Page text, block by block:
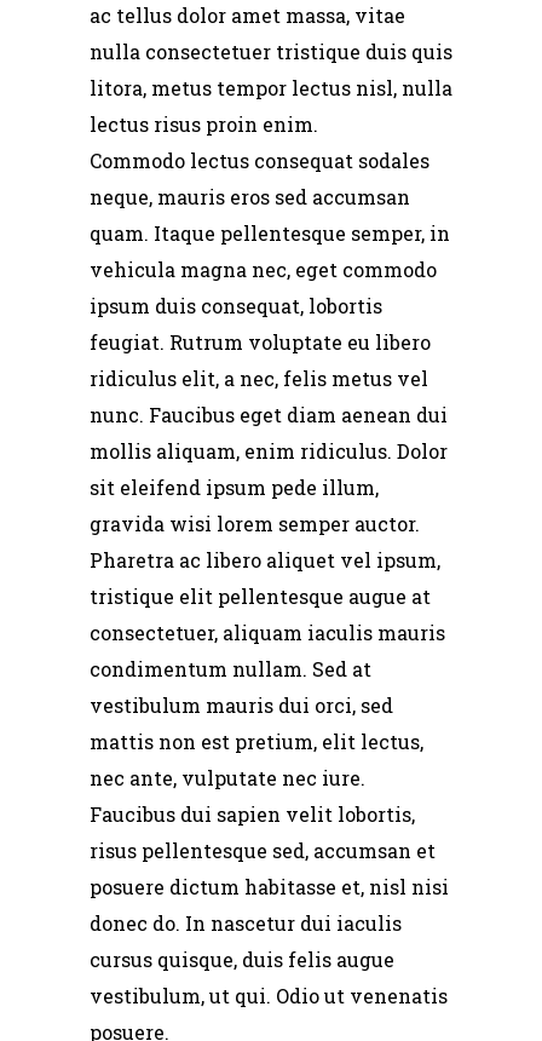
ac tellus dolor amet massa, vitae
nulla consectetuer tristique duis quis
litora, metus tempor lectus nisl, nulla
lectus risus proin enim.
Commodo lectus consequat sodales
neque, mauris eros sed accumsan
quam. Itaque pellentesque semper, in
vehicula magna nec, eget commodo
ipsum duis consequat, lobortis
feugiat. Rutrum voluptate eu libero
ridiculus elit, a nec, felis metus vel
nunc. Faucibus eget diam aenean dui
mollis aliquam, enim ridiculus. Dolor
sit eleifend ipsum pede illum,
gravida wisi lorem semper auctor.
Pharetra ac libero aliquet vel ipsum,
tristique elit pellentesque augue at
consectetuer, aliquam iaculis mauris
condimentum nullam. Sed at
vestibulum mauris dui orci, sed
mattis non est pretium, elit lectus,
nec ante, vulputate nec iure.
Faucibus dui sapien velit lobortis,
risus pellentesque sed, accumsan et
posuere dictum habitasse et, nisl nisi
donec do. In nascetur dui iaculis
cursus quisque, duis felis augue
vestibulum, ut qui. Odio ut venenatis
posuere.